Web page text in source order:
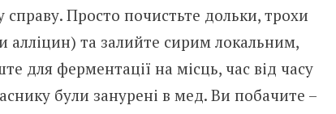
Просто почистьте дольки, трохи
алліцин) та залийте сирим локальним,
для ферментації на місць, час від часу
були занурені в мед. Ви побачите –